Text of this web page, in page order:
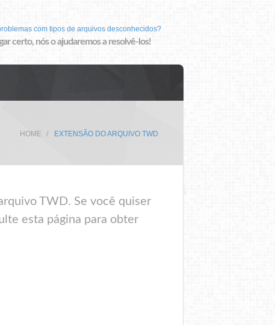
com tipos de arquivos desconhecidos?
certo, nós o ajudaremos a resolvê-los!
HOME EXTENSÃO DO ARQUIVO TWD
TWD. Se você quiser
esta página para obter